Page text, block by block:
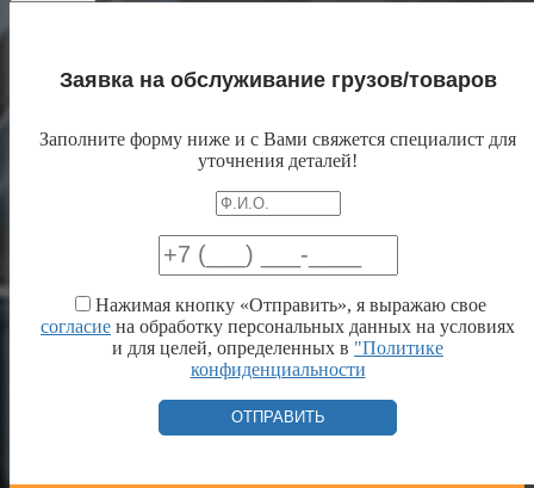
Заявка на обслуживание грузов/товаров
Заполните форму ниже и с Вами свяжется специалист для
уточнения деталей!
Нажимая кнопку «Отправить», я выражаю свое
согласие на обработку персональных данных на условиях
и для целей, определенных в "Политике
конфиденциальности